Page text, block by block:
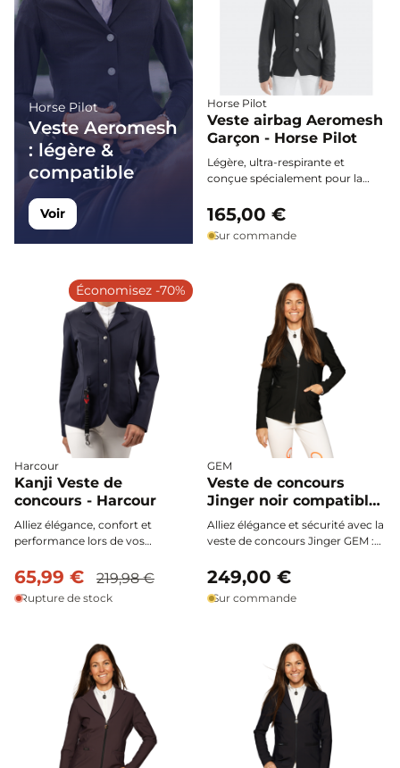
Horse Pilot
Veste Aeromesh
: légère &
compatible
Voir
Horse Pilot
Veste airbag Aeromesh
Garçon - Horse Pilot
Légère, ultra-respirante et
conçue spécialement pour la
Aeromesh Garçon Horse Pilot
allie élégance sportive et confort
ultime pour accompagner
165,00 €
Sur commande
Harcour
Kanji Veste de
concours - Harcour
Alliez élégance, confort et
performance lors de vos
concours Kanji de Harcour. Sa
coupe moderne en tissu stretch
vous garantit une liberté de
restant compatible avec l'airbag
Ouraye HIT AIR pour une
sécurité maximale à cheval.
65,99 € 219,98 €
Rupture de stock
Économisez -70%
GEM
Veste de concours
Jinger noir compatible
airbag - GEM
Alliez élégance et sécurité avec la
veste de concours Jinger GEM :
compatible avec airbag et
conçue dans une matière stretch
ultra-confortable pour une
249,00 €
Sur commande